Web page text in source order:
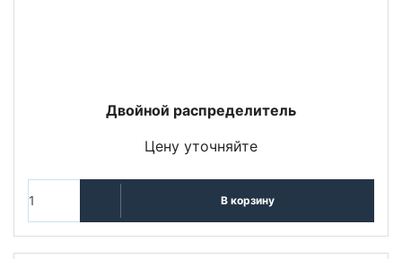
Двойной распределитель
Цену уточняйте
В корзину